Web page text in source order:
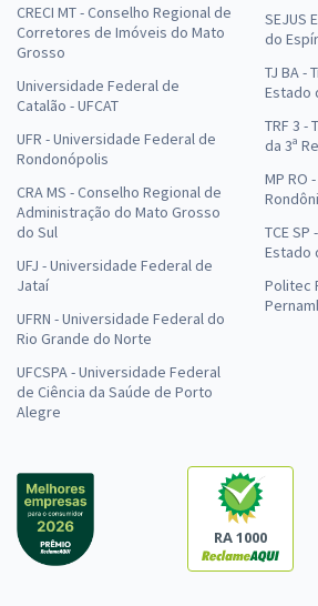
CRECI MT - Conselho Regional de
Corretores de Imóveis do Mato
Grosso
Universidade Federal de
Catalão - UFCAT
UFR - Universidade Federal de
Rondonópolis
CRA MS - Conselho Regional de
Administração do Mato Grosso
do Sul
UFJ - Universidade Federal de
Jataí
UFRN - Universidade Federal do
Rio Grande do Norte
UFCSPA - Universidade Federal
de Ciência da Saúde de Porto
Alegre
SEJUS
do
TJ BA -
Estado
TRF 3 -
da 3ª
MP RO
TCE
Estado
Politec
RA 1000